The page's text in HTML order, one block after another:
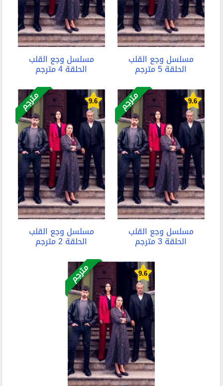
مسلسل وجع القلب
الحلقة 5 مترجم
مسلسل وجع القلب
الحلقة 4 مترجم
9.6
مسلسل وجع القلب
الحلقة 3 مترجم
مترجم 9.6
مسلسل وجع القلب
الحلقة 2 مترجم
مترجم
9.6 مترجم